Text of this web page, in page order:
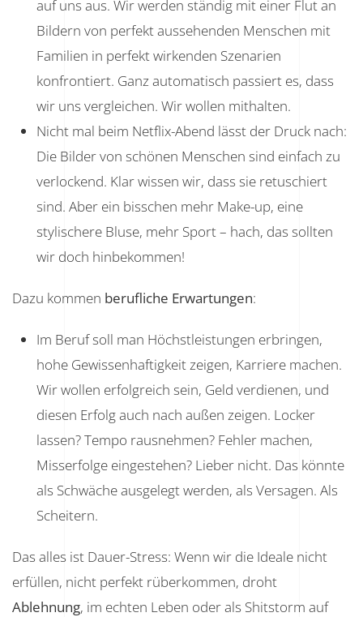
auf uns aus. Wir werden ständig mit einer Flut an
Bildern von perfekt aussehenden Menschen mit
Familien in perfekt wirkenden Szenarien
konfrontiert. Ganz automatisch passiert es, dass
wir uns vergleichen. Wir wollen mithalten.
Nicht mal beim Netflix-Abend lässt der Druck nach:
Die Bilder von schönen Menschen sind einfach zu
verlockend. Klar wissen wir, dass sie retuschiert
sind. Aber ein bisschen mehr Make-up, eine
stylischere Bluse, mehr Sport – hach, das sollten
wir doch hinbekommen!
Dazu kommen berufliche Erwartungen:
Im Beruf soll man Höchstleistungen erbringen,
hohe Gewissenhaftigkeit zeigen, Karriere machen.
Wir wollen erfolgreich sein, Geld verdienen, und
diesen Erfolg auch nach außen zeigen. Locker
lassen? Tempo rausnehmen? Fehler machen,
Misserfolge eingestehen? Lieber nicht. Das könnte
als Schwäche ausgelegt werden, als Versagen. Als
Scheitern.
Das alles ist Dauer-Stress: Wenn wir die Ideale nicht
erfüllen, nicht perfekt rüberkommen, droht
Ablehnung, im echten Leben oder als Shitstorm auf